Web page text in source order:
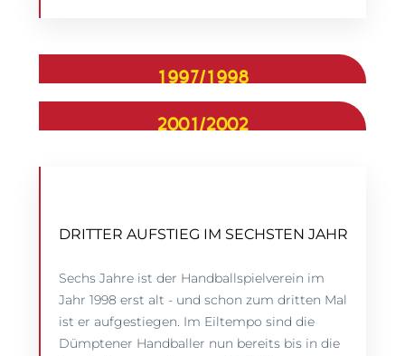
1997/1998
2001/2002
DRITTER AUFSTIEG IM SECHSTEN JAHR
Sechs Jahre ist der Handballspielverein im
Jahr 1998 erst alt - und schon zum dritten Mal
ist er aufgestiegen. Im Eiltempo sind die
Dümptener Handballer nun bereits bis in die